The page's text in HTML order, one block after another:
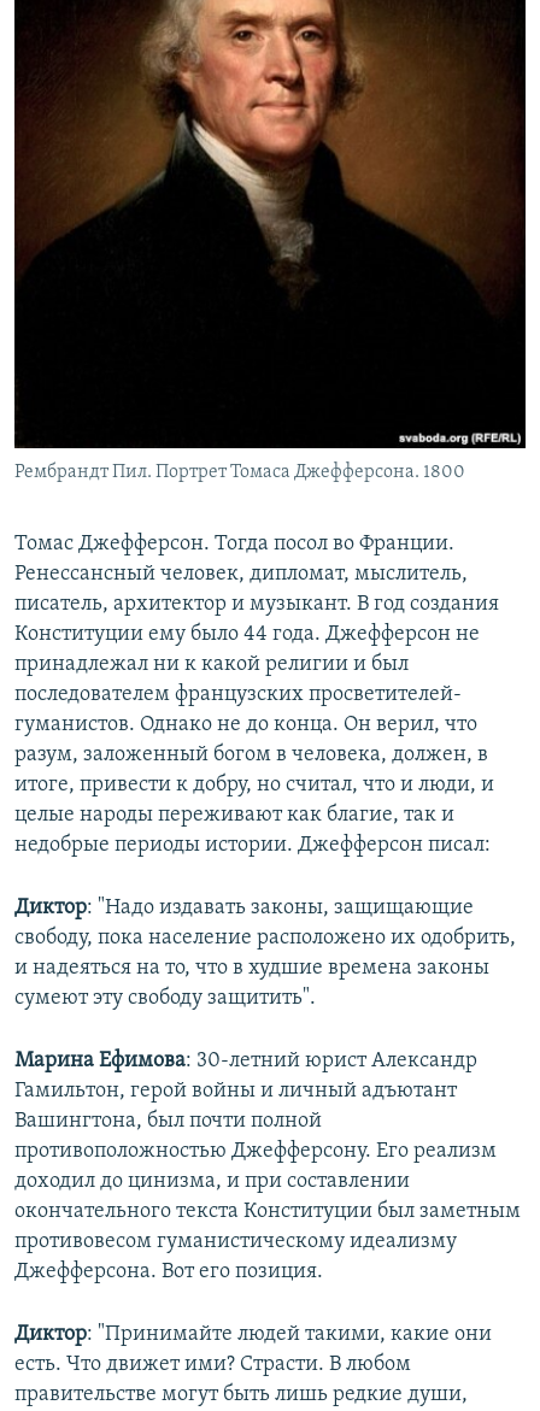
Рембрандт Пил. Портрет Томаса Джефферсона. 1800
Томас Джефферсон. Тогда посол во Франции.
Ренессансный человек, дипломат, мыслитель,
писатель, архитектор и музыкант. В год создания
Конституции ему было 44 года. Джефферсон не
принадлежал ни к какой религии и был
последователем французских просветителей-
гуманистов. Однако не до конца. Он верил, что
разум, заложенный богом в человека, должен, в
итоге, привести к добру, но считал, что и люди, и
целые народы переживают как благие, так и
недобрые периоды истории. Джефферсон писал:
Диктор: "Надо издавать законы, защищающие
свободу, пока население расположено их одобрить,
и надеяться на то, что в худшие времена законы
сумеют эту свободу защитить".
Марина Ефимова: 30-летний юрист Александр
Гамильтон, герой войны и личный адъютант
Вашингтона, был почти полной
противоположностью Джефферсону. Его реализм
доходил до цинизма, и при составлении
окончательного текста Конституции был заметным
противовесом гуманистическому идеализму
Джефферсона. Вот его позиция.
Диктор: "Принимайте людей такими, какие они
есть. Что движет ими? Страсти. В любом
правительстве могут быть лишь редкие души,